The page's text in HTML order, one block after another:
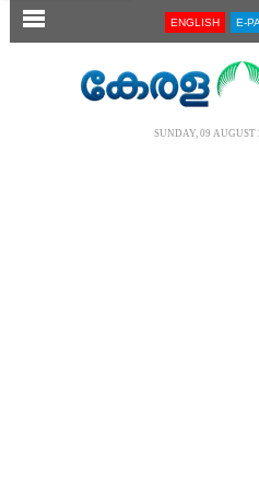
SECTIONS ENGLISH E-
SUNDAY, 09 AUGUST